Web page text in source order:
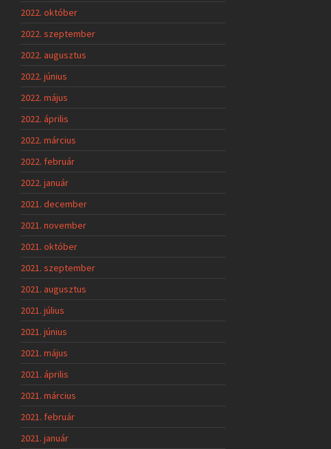
2022. október
2022. szeptember
2022. augusztus
2022. június
2022. május
2022. április
2022. március
2022. február
2022. január
2021. december
2021. november
2021. október
2021. szeptember
2021. augusztus
2021. július
2021. június
2021. május
2021. április
2021. március
2021. február
2021. január